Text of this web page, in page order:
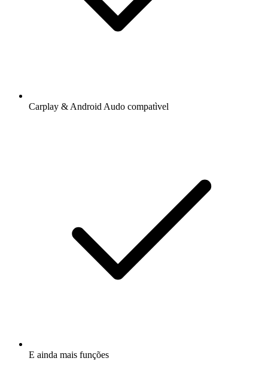
Carplay & Android Audo compatìvel
E ainda mais funções